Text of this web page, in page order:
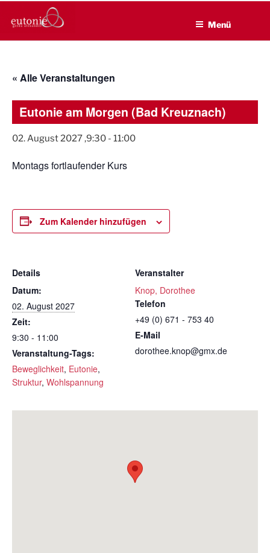
Inhalt
EUTONIE.DE
Lebensbalance durch körperliche Selbsterfahrung
Menü
« Alle Veranstaltungen
Eutonie am Morgen (Bad Kreuznach)
02. August 2027 ,9:30 - 11:00
Montags fortlaufender Kurs
Zum Kalender hinzufügen
Details
Datum:
02. August 2027
Zeit:
9:30 - 11:00
Veranstaltung-Tags:
Beweglichkeit, Eutonie,
Struktur, Wohlspannung
Veranstalter
Knop, Dorothee
Telefon
+49 (0) 671 - 753 40
E-Mail
dorothee.knop@gmx.de